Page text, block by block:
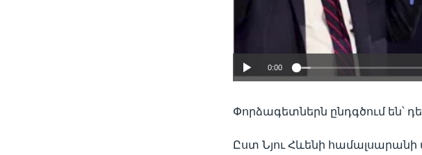
0:00
Փորձագետներն ընդգծում են՝
Ըստ Նյու Հևենի համալսարանի